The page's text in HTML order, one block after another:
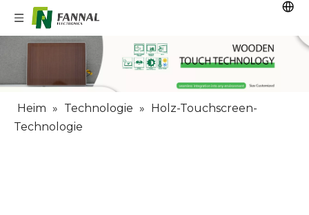
Heim » Technologie » Holz-Touchscreen-
Technologie